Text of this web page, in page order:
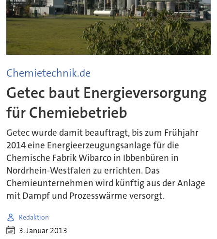
Chemietechnik.de
Getec baut Energieversorgung
für Chemiebetrieb
Getec wurde damit beauftragt, bis zum Frühjahr
2014 eine Energieerzeugungsanlage für die
Chemische Fabrik Wibarco in Ibbenbüren in
Nordrhein-Westfalen zu errichten. Das
Chemieunternehmen wird künftig aus der Anlage
mit Dampf und Prozesswärme versorgt.
Redaktion
3. Januar 2013